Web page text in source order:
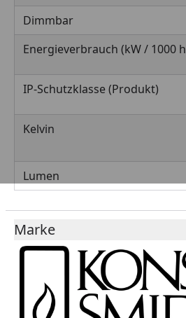
Dimmbar
Energieverbrauch (kW / 1000 h
IP-Schutzklasse (Produkt)
Kelvin
Lumen
Marke